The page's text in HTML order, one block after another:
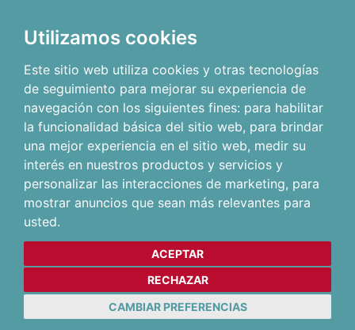
Utilizamos cookies
Este sitio web utiliza cookies y otras tecnologías
de seguimiento para mejorar su experiencia de
navegación con los siguientes fines: para habilitar
la funcionalidad básica del sitio web, para brindar
una mejor experiencia en el sitio web, medir su
interés en nuestros productos y servicios y
personalizar las interacciones de marketing, para
mostrar anuncios que sean más relevantes para
usted.
ACEPTAR
RECHAZAR
CAMBIAR PREFERENCIAS